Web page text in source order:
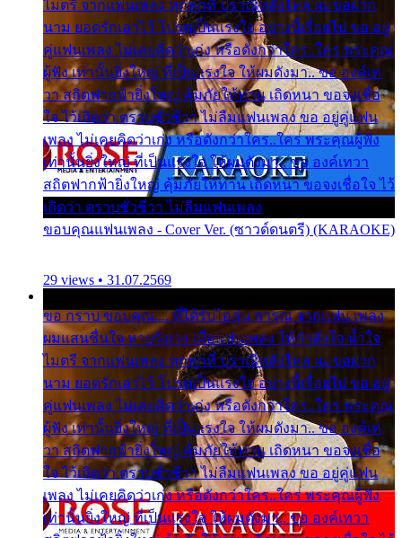
ไมตรี จากแฟนเพลง ทุกทุกที่ ปราณีหลั่งไหล ผมขอฝาก
นาม ยอดรักเอาไว้ โปรดเป็นแรงใจ อย่างนี้เรื่อยไป ขอ อยู่
คู่แฟนเพลง ไม่เคยคิดว่าเก่ง หรือดังกว่าใคร..ใคร พระคุณ
ผู้ฟัง เท่านั้นยิ่งใหญ่ ที่เป็นแรงใจ ให้ผมดังมา.. ขอ องค์เท
วา สถิตฟากฟ้ายิ่งใหญ่ คุ้มภัยให้ท่าน เถิดหนา ขอจงเชื่อ
ใจ ไว้เถิดว่า ตราบชั่วชีวา ไม่ลืมแฟนเพลง ขอ อยู่คู่แฟน
เพลง ไม่เคยคิดว่าเก่ง หรือดังกว่าใคร..ใคร พระคุณผู้ฟัง
เท่านั้นยิ่งใหญ่ ที่เป็นแรงใจ ให้ผมดังมา.. ขอ องค์เทวา
สถิตฟากฟ้ายิ่งใหญ่ คุ้มภัยให้ท่าน เถิดหนา ขอจงเชื่อใจ ไว้
เถิดว่า ตราบชั่วชีวา ไม่ลืมแฟนเพลง
ขอบคุณแฟนเพลง - Cover Ver. (ซาวด์ดนตรี) (KARAOKE)
29 views • 31.07.2569
ขอ กราบ ขอบคุณ.... ที่ได้รับไออุ่น การุณ จากแฟน เพลง
ผมแสนชื่นใจ หายวังเวง เมื่อแฟนเพลง ให้กำลังใจ น้ำใจ
ไมตรี จากแฟนเพลง ทุกทุกที่ ปราณีหลั่งไหล ผมขอฝาก
นาม ยอดรักเอาไว้ โปรดเป็นแรงใจ อย่างนี้เรื่อยไป ขอ อยู่
คู่แฟนเพลง ไม่เคยคิดว่าเก่ง หรือดังกว่าใคร..ใคร พระคุณ
ผู้ฟัง เท่านั้นยิ่งใหญ่ ที่เป็นแรงใจ ให้ผมดังมา.. ขอ องค์เท
วา สถิตฟากฟ้ายิ่งใหญ่ คุ้มภัยให้ท่าน เถิดหนา ขอจงเชื่อ
ใจ ไว้เถิดว่า ตราบชั่วชีวา ไม่ลืมแฟนเพลง ขอ อยู่คู่แฟน
เพลง ไม่เคยคิดว่าเก่ง หรือดังกว่าใคร..ใคร พระคุณผู้ฟัง
เท่านั้นยิ่งใหญ่ ที่เป็นแรงใจ ให้ผมดังมา.. ขอ องค์เทวา